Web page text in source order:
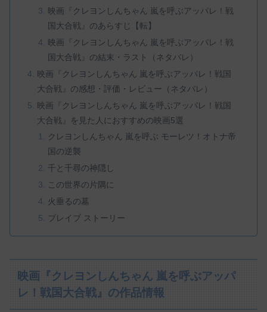
映画『クレヨンしんちゃん 嵐を呼ぶアッパレ！戦
国大合戦』のあらすじ【転】
映画『クレヨンしんちゃん 嵐を呼ぶアッパレ！戦
国大合戦』の結末・ラスト（ネタバレ）
映画『クレヨンしんちゃん 嵐を呼ぶアッパレ！戦国
大合戦』の感想・評価・レビュー（ネタバレ）
映画『クレヨンしんちゃん 嵐を呼ぶアッパレ！戦国
大合戦』を見た人におすすめの映画5選
クレヨンしんちゃん 嵐を呼ぶ モーレツ！オトナ帝
国の逆襲
千と千尋の神隠し
この世界の片隅に
火垂るの墓
ブレイブ ストーリー
映画『クレヨンしんちゃん 嵐を呼ぶアッパ
レ！戦国大合戦』の作品情報